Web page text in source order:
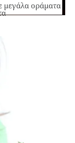
μεγάλα οράματα